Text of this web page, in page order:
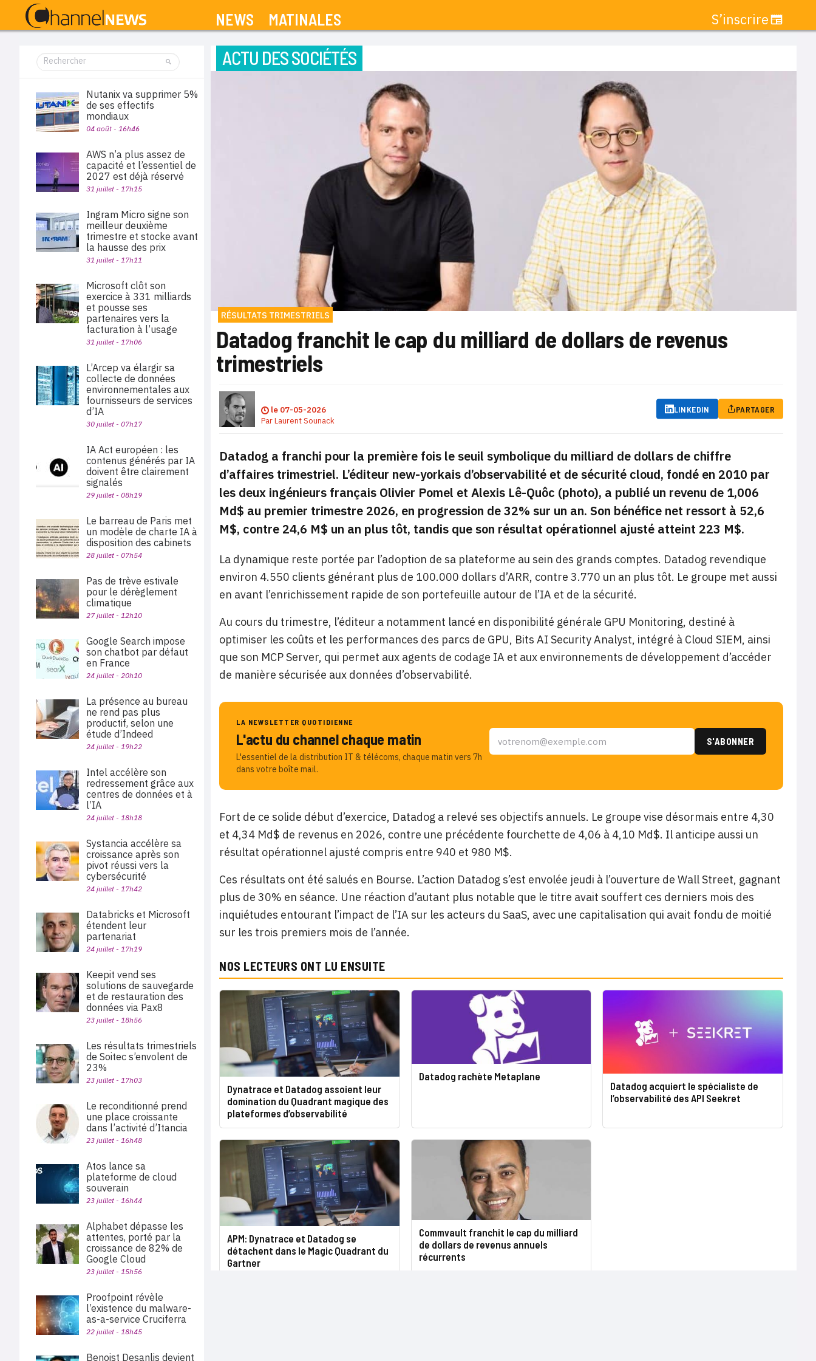
NEWS MATINALES S’inscrire
ACTU DES SOCIÉTÉS
RÉSULTATS TRIMESTRIELS
Datadog franchit le cap du milliard de dollars de revenus
trimestriels
le 07-05-2026
ParLaurent Sounack
LINKEDIN PARTAGER
Datadog a franchi pour la première fois le seuil symbolique du milliard de dollars de chiffre
d’affaires trimestriel. L’éditeur new-yorkais d’observabilité et de sécurité cloud, fondé en 2010 par
les deux ingénieurs français Olivier Pomel et Alexis Lê-Quôc (photo), a publié un revenu de 1,006
Md$ au premier trimestre 2026, en progression de 32% sur un an. Son bénéfice net ressort à 52,6
M$, contre 24,6 M$ un an plus tôt, tandis que son résultat opérationnel ajusté atteint 223 M$.
La dynamique reste portée par l’adoption de sa plateforme au sein des grands comptes. Datadog revendique
environ 4.550 clients générant plus de 100.000 dollars d’ARR, contre 3.770 un an plus tôt. Le groupe met aussi
en avant l’enrichissement rapide de son portefeuille autour de l’IA et de la sécurité.
Au cours du trimestre, l’éditeur a notamment lancé en disponibilité générale GPU Monitoring, destiné à
optimiser les coûts et les performances des parcs de GPU, Bits AI Security Analyst, intégré à Cloud SIEM, ainsi
que son MCP Server, qui permet aux agents de codage IA et aux environnements de développement d’accéder
de manière sécurisée aux données d’observabilité.
LA NEWSLETTER QUOTIDIENNE
L'actu du channel chaque matin
L'essentiel de la distribution IT & télécoms, chaque matin vers 7h
dans votre boîte mail.
Fort de ce solide début d’exercice, Datadog a relevé ses objectifs annuels. Le groupe vise désormais entre 4,30
et 4,34 Md$ de revenus en 2026, contre une précédente fourchette de 4,06 à 4,10 Md$. Il anticipe aussi un
résultat opérationnel ajusté compris entre 940 et 980 M$.
Ces résultats ont été salués en Bourse. L’action Datadog s’est envolée jeudi à l’ouverture de Wall Street, gagnant
plus de 30% en séance. Une réaction d’autant plus notable que le titre avait souffert ces derniers mois des
inquiétudes entourant l’impact de l’IA sur les acteurs du SaaS, avec une capitalisation qui avait fondu de moitié
sur les trois premiers mois de l’année.
NOS LECTEURS ONT LU ENSUITE
Dynatrace et Datadog assoient leur
domination du Quadrant magique des
plateformes d’observabilité
Datadog rachète Metaplane
Datadog acquiert le spécialiste de
l’observabilité des API Seekret
APM: Dynatrace et Datadog se
détachent dans le Magic Quadrant du
Gartner
Commvault franchit le cap du milliard
de dollars de revenus annuels
récurrents
Nutanix va supprimer 5%
de ses effectifs
mondiaux
04 août - 16h46
AWS n’a plus assez de
capacité et l’essentiel de
2027 est déjà réservé
31 juillet - 17h15
Ingram Micro signe son
meilleur deuxième
trimestre et stocke avant
la hausse des prix
31 juillet - 17h11
Microsoft clôt son
exercice à 331 milliards
et pousse ses
partenaires vers la
facturation à l’usage
31 juillet - 17h06
L’Arcep va élargir sa
collecte de données
environnementales aux
fournisseurs de services
d’IA
30 juillet - 07h17
IA Act européen : les
contenus générés par IA
doivent être clairement
signalés
29 juillet - 08h19
Le barreau de Paris met
un modèle de charte IA à
disposition des cabinets
28 juillet - 07h54
Pas de trève estivale
pour le dérèglement
climatique
27 juillet - 12h10
Google Search impose
son chatbot par défaut
en France
24 juillet - 20h10
La présence au bureau
ne rend pas plus
productif, selon une
étude d’Indeed
24 juillet - 19h22
Intel accélère son
redressement grâce aux
centres de données et à
l’IA
24 juillet - 18h18
Systancia accélère sa
croissance après son
pivot réussi vers la
cybersécurité
24 juillet - 17h42
Databricks et Microsoft
étendent leur
partenariat
24 juillet - 17h19
Keepit vend ses
solutions de sauvegarde
et de restauration des
données via Pax8
23 juillet - 18h56
Les résultats trimestriels
de Soitec s’envolent de
23%
23 juillet - 17h03
Le reconditionné prend
une place croissante
dans l’activité d’Itancia
23 juillet - 16h48
Atos lance sa
plateforme de cloud
souverain
23 juillet - 16h44
Alphabet dépasse les
attentes, porté par la
croissance de 82% de
Google Cloud
23 juillet - 15h56
Proofpoint révèle
l’existence du malware-
as-a-service Cruciferra
22 juillet - 18h45
Benoist Desanlis devient